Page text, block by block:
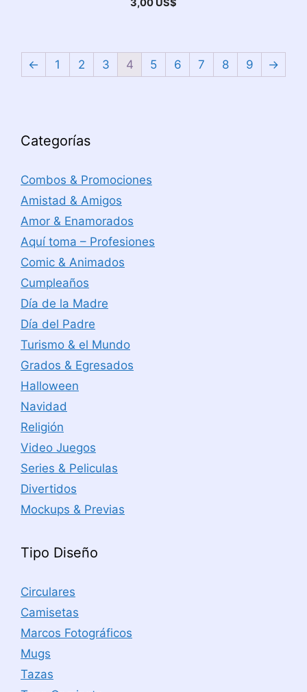
3,00 US$
← 1 2 3 4 5 6 7 8 9 →
Categorías
Combos & Promociones
Amistad & Amigos
Amor & Enamorados
Aquí toma – Profesiones
Comic & Animados
Cumpleaños
Día de la Madre
Día del Padre
Turismo & el Mundo
Grados & Egresados
Halloween
Navidad
Religión
Video Juegos
Series & Peliculas
Divertidos
Mockups & Previas
Tipo Diseño
Circulares
Camisetas
Marcos Fotográficos
Mugs
Tazas